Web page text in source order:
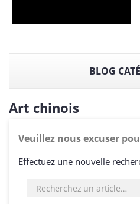
BLOG
Art chinois
Veuillez nous excuser
Effectuez une nouvelle